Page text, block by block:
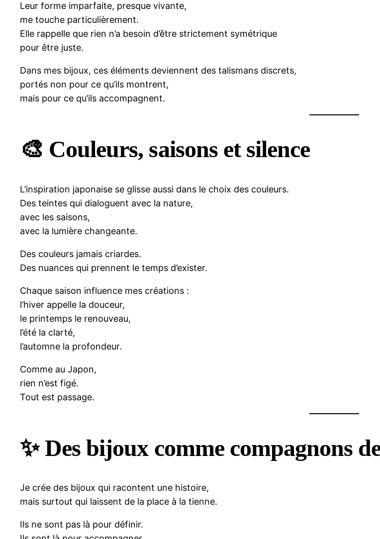
Leur forme imparfaite, presque vivante,
me touche particulièrement.
Elle rappelle que rien n’a besoin d’être strictement symétrique
pour être juste.
Dans mes bijoux, ces éléments deviennent des talismans discrets,
portés non pour ce qu’ils montrent,
mais pour ce qu’ils accompagnent.
🎨 Couleurs, saisons et silence
L’inspiration japonaise se glisse aussi dans le choix des couleurs.
Des teintes qui dialoguent avec la nature,
avec les saisons,
avec la lumière changeante.
Des couleurs jamais criardes.
Des nuances qui prennent le temps d’exister.
Chaque saison influence mes créations :
l’hiver appelle la douceur,
le printemps le renouveau,
l’été la clarté,
l’automne la profondeur.
Comme au Japon,
rien n’est figé.
Tout est passage.
✨ Des bijoux comme compagnons
Je crée des bijoux qui racontent une histoire,
mais surtout qui laissent de la place à la tienne.
Ils ne sont pas là pour définir.